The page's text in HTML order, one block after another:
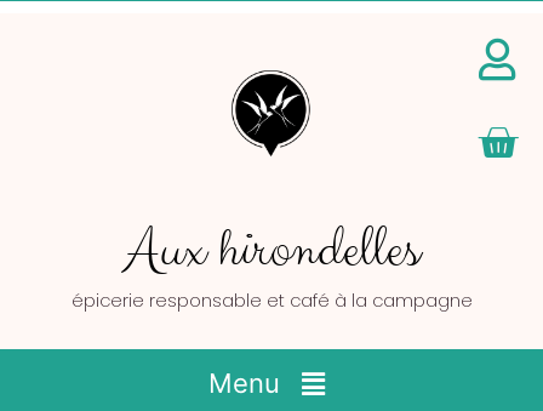
Aux hirondelles
épicerie responsable et café à la campagne
Main
Menu
Menu